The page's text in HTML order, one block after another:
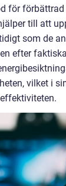
för förbättrad
till att
som de
efter
vilket i